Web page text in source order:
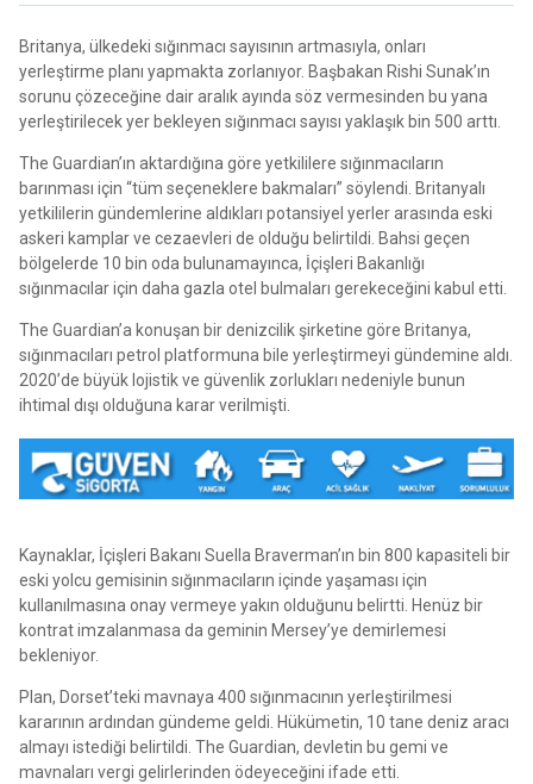
Britanya, ülkedeki sığınmacı sayısının artmasıyla, onları
yerleştirme planı yapmakta zorlanıyor. Başbakan Rishi Sunak’ın
sorunu çözeceğine dair aralık ayında söz vermesinden bu yana
yerleştirilecek yer bekleyen sığınmacı sayısı yaklaşık bin 500 arttı.
The Guardian’ın aktardığına göre yetkililere sığınmacıların
barınması için “tüm seçeneklere bakmaları” söylendi. Britanyalı
yetkililerin gündemlerine aldıkları potansiyel yerler arasında eski
askeri kamplar ve cezaevleri de olduğu belirtildi. Bahsi geçen
bölgelerde 10 bin oda bulunamayınca, İçişleri Bakanlığı
sığınmacılar için daha gazla otel bulmaları gerekeceğini kabul etti.
The Guardian’a konuşan bir denizcilik şirketine göre Britanya,
sığınmacıları petrol platformuna bile yerleştirmeyi gündemine aldı.
2020’de büyük lojistik ve güvenlik zorlukları nedeniyle bunun
ihtimal dışı olduğuna karar verilmişti.
Kaynaklar, İçişleri Bakanı Suella Braverman’ın bin 800 kapasiteli bir
eski yolcu gemisinin sığınmacıların içinde yaşaması için
kullanılmasına onay vermeye yakın olduğunu belirtti. Henüz bir
kontrat imzalanmasa da geminin Mersey’ye demirlemesi
bekleniyor.
Plan, Dorset’teki mavnaya 400 sığınmacının yerleştirilmesi
kararının ardından gündeme geldi. Hükümetin, 10 tane deniz aracı
almayı istediği belirtildi. The Guardian, devletin bu gemi ve
mavnaları vergi gelirlerinden ödeyeceğini ifade etti.